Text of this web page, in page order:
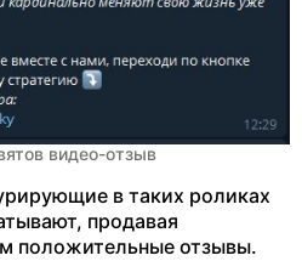
видео-отзыв
в таких роликах
продавая
положительные отзывы.